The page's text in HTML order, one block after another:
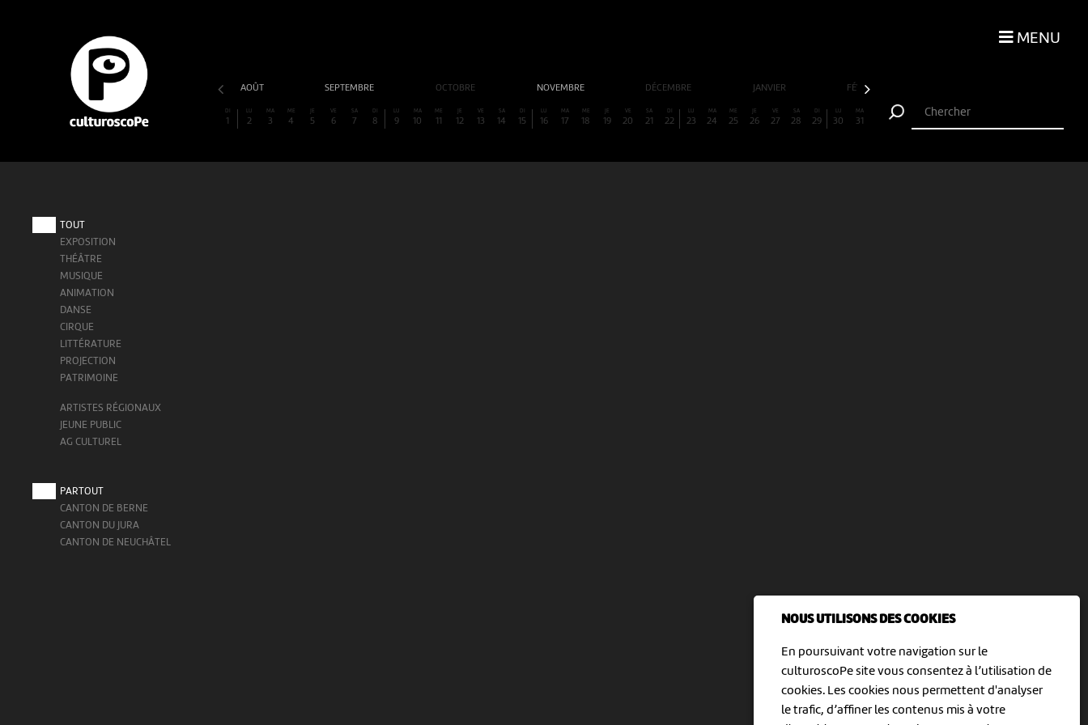
NOUS UTILISONS DES COOKIES
En poursuivant votre navigation sur le
culturoscoPe site vous consentez à l’utilisation de
cookies. Les cookies nous permettent d'analyser
le trafic, d’affiner les contenus mis à votre
MENU
AOÛT SEPTEMBRE OCTOBRE NOVEMBRE DÉCEMBRE JANVIER FÉVRIER
DI
1
LU
2
MA
3
ME
4
JE
5
VE
6
SA
7
DI
8
LU
9
MA
10
ME
11
JE
12
VE
13
SA
14
DI
15
LU
16
MA
17
ME
18
JE
19
VE
20
SA
21
DI
22
LU
23
MA
24
ME
25
JE
26
VE
27
SA
28
DI
29
LU
30
MA
31
TOUT
EXPOSITION
THÉÂTRE
MUSIQUE
ANIMATION
DANSE
CIRQUE
LITTÉRATURE
PROJECTION
PATRIMOINE
ARTISTES RÉGIONAUX
JEUNE PUBLIC
AG CULTUREL
PARTOUT
CANTON DE BERNE
CANTON DU JURA
CANTON DE NEUCHÂTEL